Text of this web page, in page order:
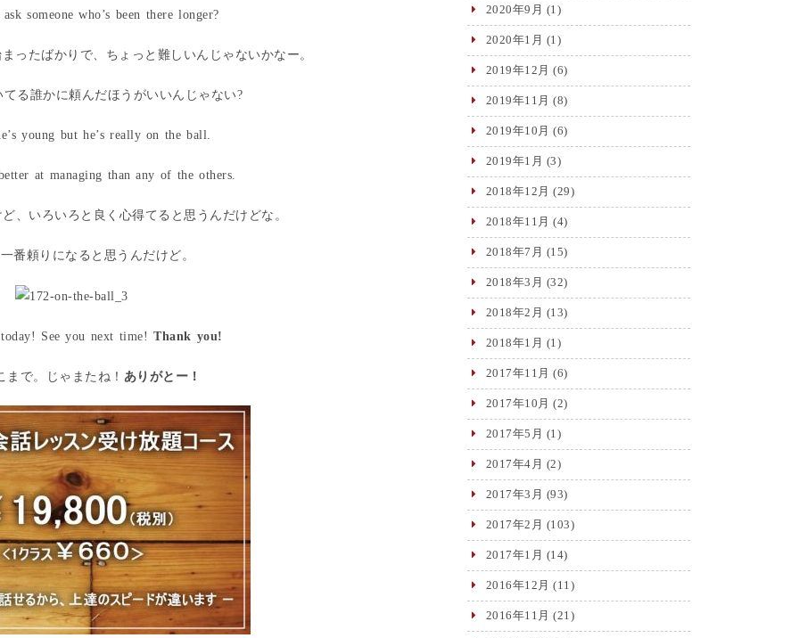
someone who’s been there longer?
ったばかりで、ちょっと難しいんじゃないかなー。
る誰かに頼んだほうがいいんじゃない?
young but he’s really on the ball.
at managing than any of the others.
、いろいろと良く心得てると思うんだけどな。
番頼りになると思うんだけど。
See you next time!Thank you!
まで。じゃまたね！ ありがとー！
2020年9月 (1)
2020年1月 (1)
2019年12月 (6)
2019年11月 (8)
2019年10月 (6)
2019年1月 (3)
2018年12月 (29)
2018年11月 (4)
2018年7月 (15)
2018年3月 (32)
2018年2月 (13)
2018年1月 (1)
2017年11月 (6)
2017年10月 (2)
2017年5月 (1)
2017年4月 (2)
2017年3月 (93)
2017年2月 (103)
2017年1月 (14)
2016年12月 (11)
2016年11月 (21)